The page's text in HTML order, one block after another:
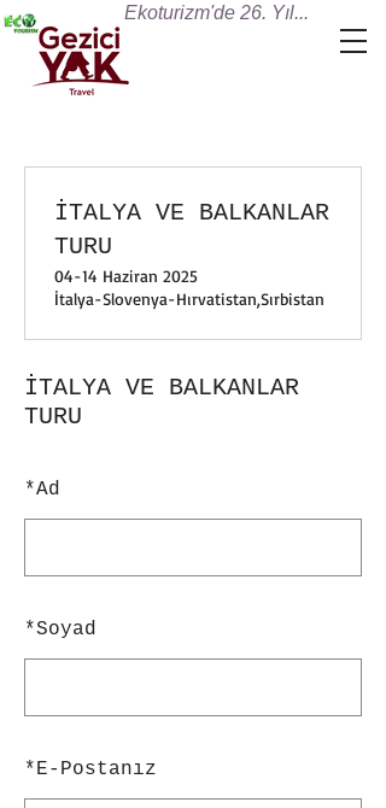
Ekoturizm'de 26. Yıl...
İTALYA VE BALKANLAR
TURU
*Ad
*Soyad
*E-Postanız
İTALYA VE BALKANLAR
TURU
04-14 Haziran 2025
İtalya-Slovenya-Hırvatistan,Sırbistan